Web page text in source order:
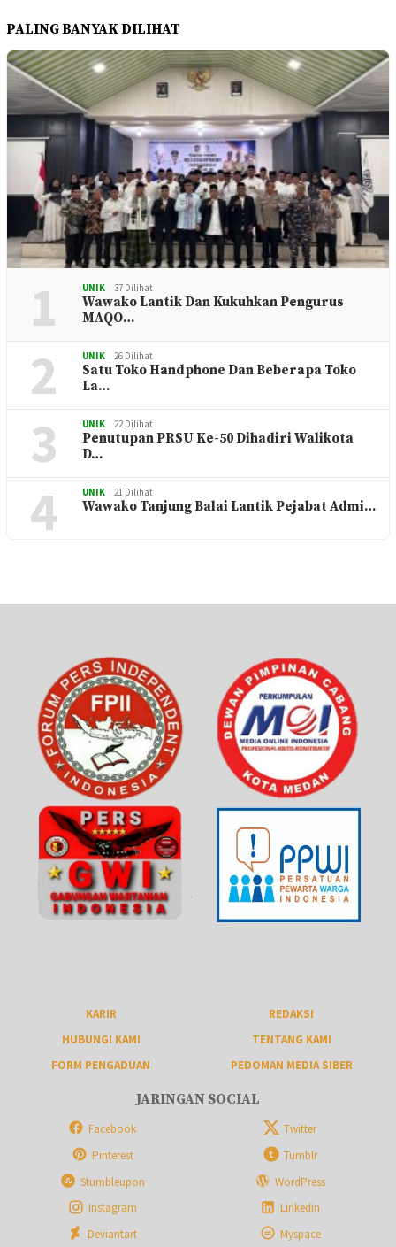
PALING BANYAK DILIHAT
1 UNIK 37 Dilihat
Wawako Lantik Dan Kukuhkan Pengurus
MAQO…
2 UNIK 26 Dilihat
Satu Toko Handphone Dan Beberapa Toko
La…
3 UNIK 22 Dilihat
Penutupan PRSU Ke-50 Dihadiri Walikota
D…
4 UNIK 21 Dilihat
Wawako Tanjung Balai Lantik Pejabat Admi…
KARIR
REDAKSI
HUBUNGI KAMI
TENTANG KAMI
FORM PENGADUAN
PEDOMAN MEDIA SIBER
JARINGAN SOCIAL
Facebook
Twitter
Pinterest
Tumblr
Stumbleupon
WordPress
Instagram
Linkedin
Deviantart
Myspace